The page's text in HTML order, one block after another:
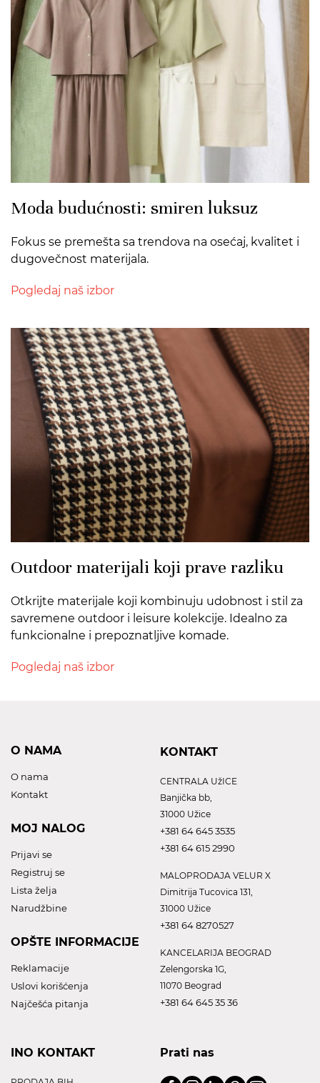
Moda budućnosti: smiren luksuz
Fokus se premešta sa trendova na osećaj, kvalitet i
dugovečnost materijala.
Pogledaj naš izbor
Outdoor materijali koji prave razliku
Otkrijte materijale koji kombinuju udobnost i stil za
savremene outdoor i leisure kolekcije. Idealno za
funkcionalne i prepoznatljive komade.
Pogledaj naš izbor
O NAMA
O nama
Kontakt
MOJ NALOG
Prijavi se
Registruj se
Lista želja
Narudžbine
OPŠTE INFORMACIJE
Reklamacije
Uslovi korišćenja
Najčešća pitanja
KONTAKT
CENTRALA UžICE
Banjička bb,
31000 Užice
+381 64 645 3535
+381 64 615 2990
MALOPRODAJA VELUR X
Dimitrija Tucovica 131,
31000 Užice
+381 64 8270527
KANCELARIJA BEOGRAD
Zelengorska 1G,
11070 Beograd
+381 64 645 35 36
INO KONTAKT Prati nas